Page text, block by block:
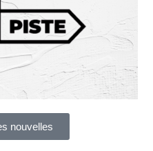
nouvelles